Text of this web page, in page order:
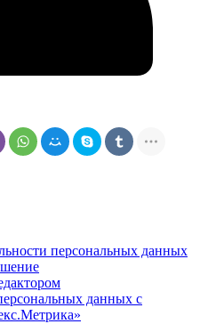
персональных данных
данных с